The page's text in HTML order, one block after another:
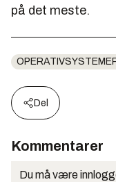
på det meste.
Del
Kommentarer
Du må være